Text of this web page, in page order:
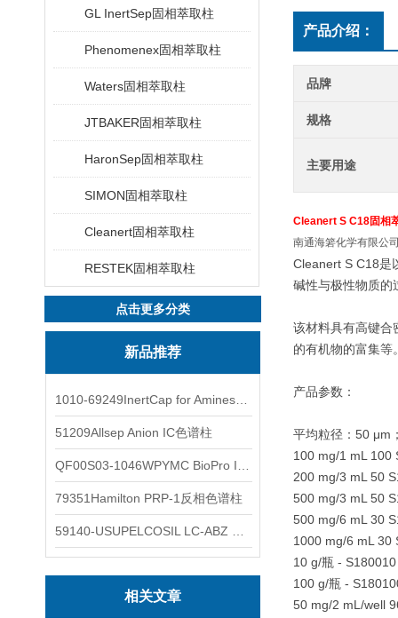
GL InertSep固相萃取柱
Phenomenex固相萃取柱
Waters固相萃取柱
JTBAKER固相萃取柱
HaronSep固相萃取柱
SIMON固相萃取柱
Cleanert固相萃取柱
RESTEK固相萃取柱
点击更多分类
新品推荐
51209Allsep Anion IC色谱柱
79351Hamilton PRP-1反相色谱柱
相关文章
产品介绍：
品牌
规格
主要用途
Cleanert S C18固相
南通海箬化学有限公
Cleanert S C18是
碱性与极性物质的
该材料具有高键合
的有机物的富集等
产品参数：
平均粒径：50 μm
100 mg/1 mL 100
200 mg/3 mL 50
500 mg/3 mL 50
500 mg/6 mL 30
1000 mg/6 mL 30
10 g/瓶 - S180010
100 g/瓶 -
50 mg/2 mL/well